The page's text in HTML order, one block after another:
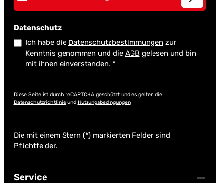
Datenschutz
Ich habe die Datenschutzbestimmungen zur
Kenntnis genommen und die AGBgelesen und bin
mit ihnen einverstanden. *
Diese Seite ist durch reCAPTCHA geschützt und es gelten die
Datenschutzrichtlinieund Nutzungsbedingungen.
Die mit einem Stern (*) markierten Felder sind
Pflichtfelder.
Service